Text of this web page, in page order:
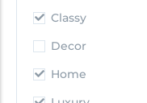
Classy
Decor
Home